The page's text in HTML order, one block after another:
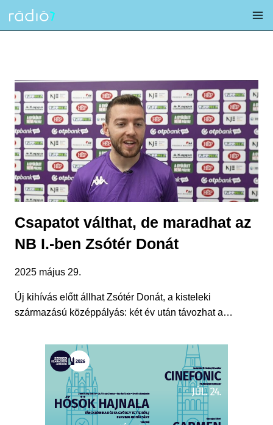
Csapatot válthat, de maradhat az
NB I.-ben Zsótér Donát
2025 május 29.
Új kihívás előtt állhat Zsótér Donát, a kisteleki
származású középpályás: két év után távozhat a…